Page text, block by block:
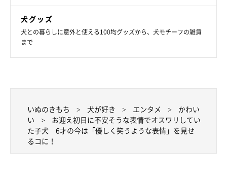
犬グッズ
犬との暮らしに意外と使える100均グッズから、犬モチーフの雑貨
まで
いぬのきもち 犬が好き エンタメ
かわい
い
お迎え初日に不安そうな表情でオスワリしてい
た子犬 6才の今は「優しく笑うような表情」を見せ
るコに！